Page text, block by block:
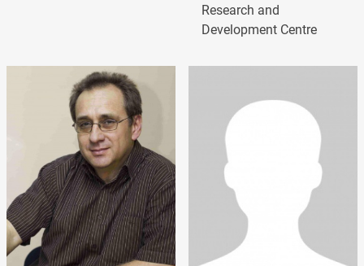
Research and
Development Centre